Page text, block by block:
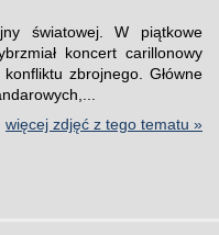
światowej. W piątkowe
koncert carillonowy
zbrojnego. Główne
więcej zdjęć z tego tematu »